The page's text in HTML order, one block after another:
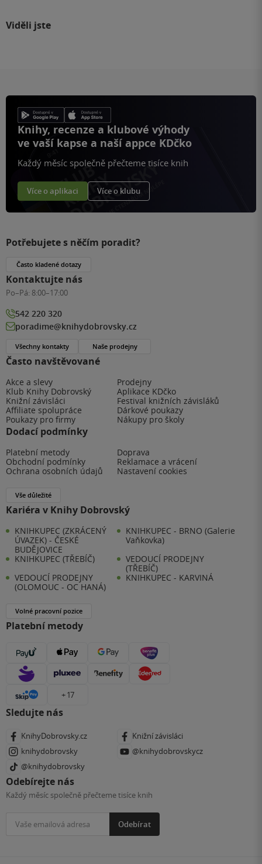
Viděli jste
Knihy, recenze a klubové výhody
ve vaší kapse a naší appce KDčko
Každý měsíc společně přečteme tisíce knih
Více o aplikaci Více o klubu
Často navštěvované
Akce a slevy
Prodejny
Klub Knihy Dobrovský
Aplikace KDčko
Knižní závisláci
Festival knižních závisláků
Affiliate spolupráce
Dárkové poukazy
Poukazy pro firmy
Nákupy pro školy
Dodací podmínky
Platební metody
Doprava
Obchodní podmínky
Reklamace a vrácení
Ochrana osobních údajů
Nastavení cookies
Vše důležité
Kariéra v Knihy Dobrovský
KNIHKUPEC (ZKRÁCENÝ
ÚVAZEK) - ČESKÉ
BUDĚJOVICE
KNIHKUPEC - BRNO (Galerie
Vaňkovka)
KNIHKUPEC (TŘEBÍČ)
VEDOUCÍ PRODEJNY
(TŘEBÍČ)
VEDOUCÍ PRODEJNY
(OLOMOUC - OC HANÁ)
KNIHKUPEC - KARVINÁ
Volné pracovní pozice
Platební metody
+ 17
Sledujte nás
KnihyDobrovsky.cz
Knižní závisláci
knihydobrovsky
@knihydobrovskycz
@knihydobrovsky
Odebírejte nás
Každý měsíc společně přečteme tisíce knih
Odebírat
Potřebujete s něčím poradit?
Často kladené dotazy
Kontaktujte nás
Po–Pá: 8:00–17:00
542 220 320
poradime@knihydobrovsky.cz
Všechny kontakty Naše prodejny